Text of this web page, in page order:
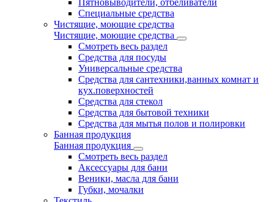
Пятновыводители, отбеливатели
Специальные средства
Чистящие, моющие средства
Чистящие, моющие средства
Смотреть весь раздел
Средства для посуды
Универсальные средства
Средства для сантехники,ванных комнат и
кух.поверхностей
Средства для стекол
Средства для бытовой техники
Средства для мытья полов и полировки
Банная продукция
Банная продукция
Смотреть весь раздел
Аксессуары для бани
Веники, масла для бани
Губки, мочалки